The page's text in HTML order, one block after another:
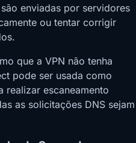
enviadas por servidores
ou tentar corrigir
que a VPN não tenha
pode ser usada como
realizar escaneamento
as solicitações DNS sejam